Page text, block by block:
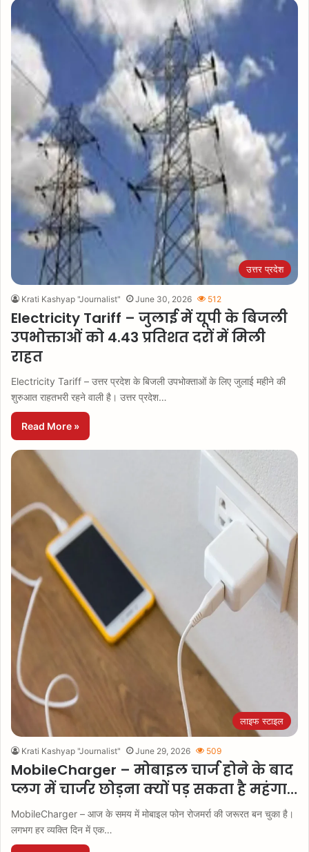
उत्तर प्रदेश
Krati Kashyap "Journalist" June 30, 2026 512
Electricity Tariff – जुलाई में यूपी के बिजली
उपभोक्ताओं को 4.43 प्रतिशत दरों में मिली
राहत
Electricity Tariff – उत्तर प्रदेश के बिजली उपभोक्ताओं के लिए जुलाई महीने की
शुरुआत राहतभरी रहने वाली है। उत्तर प्रदेश…
Read More »
लाइफ स्टाइल
Krati Kashyap "Journalist" June 29, 2026 509
MobileCharger – मोबाइल चार्ज होने के बाद
प्लग में चार्जर छोड़ना क्यों पड़ सकता है महंगा…
MobileCharger – आज के समय में मोबाइल फोन रोजमर्रा की जरूरत बन चुका है।
लगभग हर व्यक्ति दिन में एक…